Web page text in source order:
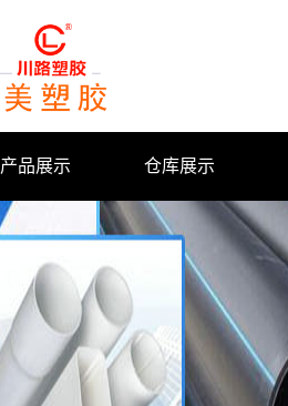
产品展示 仓库展示